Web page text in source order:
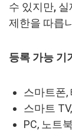
수 있지만,
제한을 따릅
등록 가능 기
스마트폰,
스마트
PC, 노트북